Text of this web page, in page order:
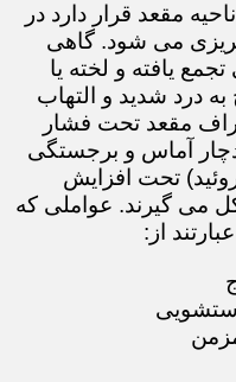
مقعد قرار دارد در
می شود. گاهی
یافته و لخته یا
درد شدید و التهاب
مقعد تحت فشار
آماس و برجستگی
تحت افزایش
می گیرند. عواملی که
از: